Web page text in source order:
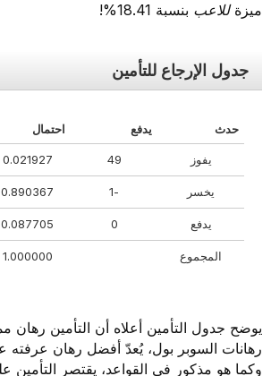
ميزةللاعببنسبة 18.41%!
جدول الإرجاع للتأمين
حدث يدفع احتمال
يفوز 49
0.021927
يخسر 0.890367
يدفع 0.087705
المجموع 1.000000
يوضح جدول التأمين أعلاه أن التأمين رهان
رهانات السوبر بول، يُعدّ أفضل رهان عرفته